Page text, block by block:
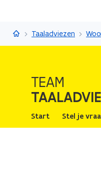
TaaladviesTaaladviezen
TEAM
Start Stel je